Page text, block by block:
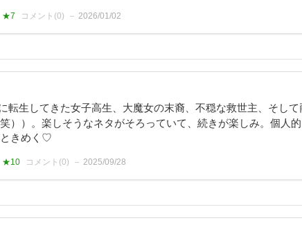
★7 コメント(0) 2026/01/02
転生してきた女子高生、大魔女の末裔、不穏な救世主、そして
笑））。楽しそうなネタがそろっていて、続きが楽しみ。個人
ときめく♡
★10 コメント(0) 2025/09/28